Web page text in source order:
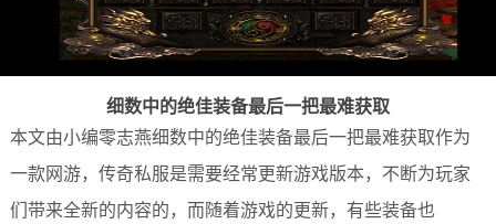
细数中的绝佳装备最后一把最难获取
本文由小编零志燕细数中的绝佳装备最后一把最难获取作为
一款网游，传奇私服是需要经常更新游戏版本，不断为玩家
们带来全新的内容的，而随着游戏的更新，有些装备也